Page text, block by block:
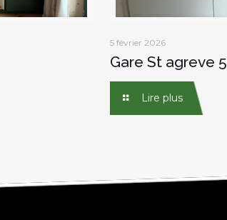
5 février 2026
Gare St agreve 5
Lire plus